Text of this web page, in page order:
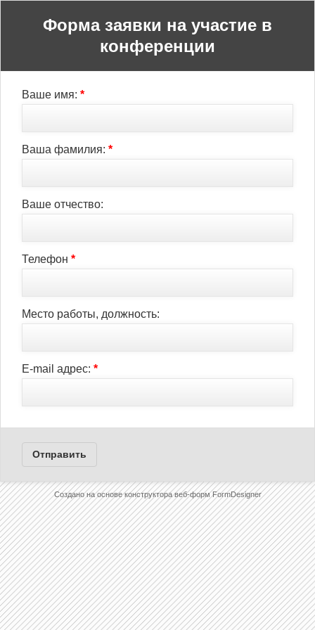
Форма заявки на участие в
конференции
Ваше имя: *
Ваша фамилия: *
Ваше отчество:
Телефон *
Место работы, должность:
E-mail адрес: *
Отправить
Создано на основе конструктора веб-формFormDesigner